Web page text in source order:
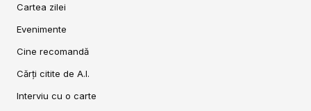
Cartea zilei
Evenimente
Cine recomandă
Cărți citite de A.I.
Interviu cu o carte